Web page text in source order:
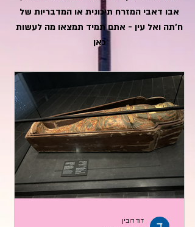
אבו דאבי המזרח תיכונית או המדבריות של
ח'תה ואל עין - אתם תמיד תמצאו מה לעשות
כאן
דוד דובין